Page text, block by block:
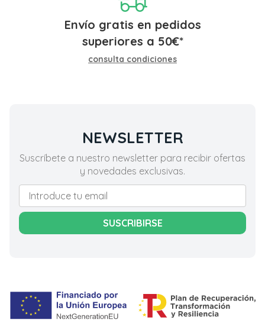
Envío gratis en pedidos
superiores a 50€*
consulta condiciones
NEWSLETTER
Suscríbete a nuestro newsletter para recibir ofertas
y novedades exclusivas.
SUSCRIBIRSE